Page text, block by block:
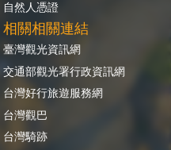
自然人憑證
相關相關連結
臺灣觀光資訊網
交通部觀光署行政資訊網
台灣好行旅遊服務網
台灣觀巴
台灣騎跡